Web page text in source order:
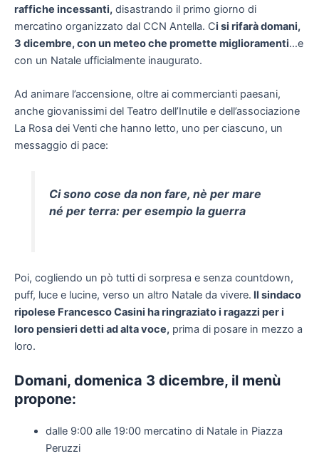
raffiche incessanti, disastrando il primo giorno di
mercatino organizzato dal CCN Antella. Ci si rifarà domani,
3 dicembre, con un meteo che promette miglioramenti…e
con un Natale ufficialmente inaugurato.
Ad animare l’accensione, oltre ai commercianti paesani,
anche giovanissimi del Teatro dell’Inutile e dell’associazione
La Rosa dei Venti che hanno letto, uno per ciascuno, un
messaggio di pace:
Ci sono cose da non fare, nè per mare
né per terra: per esempio la guerra
Poi, cogliendo un pò tutti di sorpresa e senza countdown,
puff, luce e lucine, verso un altro Natale da vivere. Il sindaco
ripolese Francesco Casini ha ringraziato i ragazzi per i
loro pensieri detti ad alta voce, prima di posare in mezzo a
loro.
Domani, domenica 3 dicembre, il menù
propone:
dalle 9:00 alle 19:00 mercatino di Natale in Piazza
Peruzzi